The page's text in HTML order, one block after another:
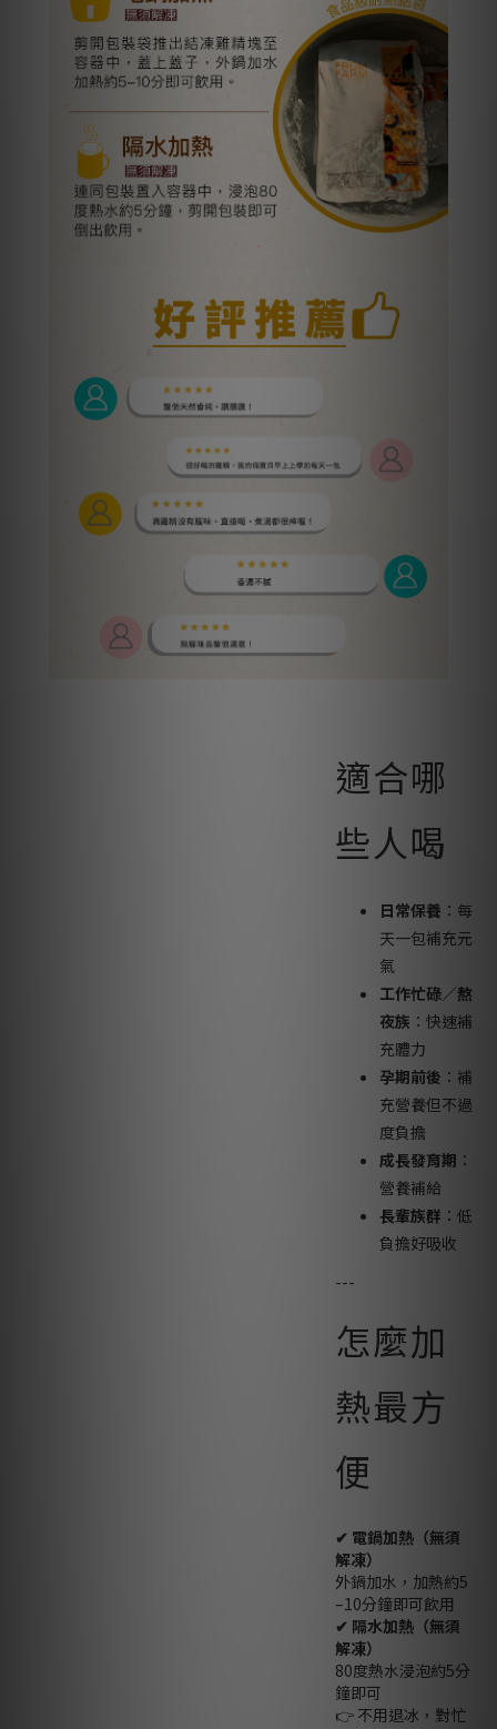
適合哪
些人喝
日常保養 ：每
天一包補充元
氣
工作忙碌／熬
夜族 ：快速補
充體力
孕期前後 ：補
充營養但不過
度負擔
成長發育期 ：
營養補給
長輩族群 ：低
負擔好吸收
---
怎麼加
熱最方
便
✔ 電鍋加熱（無須
解凍）
外鍋加水，加熱約5
–10分鐘即可飲用
✔ 隔水加熱（無須
解凍）
80度熱水浸泡約5分
鐘即可
👉 不用退冰，對忙